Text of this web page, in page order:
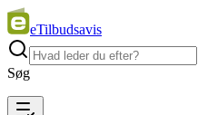
eTilbudsavis
Søg